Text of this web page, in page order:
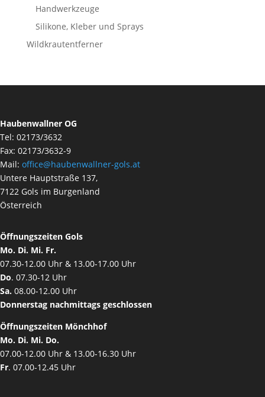
Handwerkzeuge
Silikone, Kleber und Sprays
Wildkrautentferner
Haubenwallner OG
Tel: 02173/3632
Fax: 02173/3632-9
Mail: office@haubenwallner-gols.at
Untere Hauptstraße 137,
7122 Gols im Burgenland
Österreich
Öffnungszeiten Gols
Mo. Di. Mi. Fr.
07.30-12.00 Uhr & 13.00-17.00 Uhr
Do. 07.30-12 Uhr
Sa. 08.00-12.00 Uhr
Donnerstag nachmittags geschlossen
Öffnungszeiten Mönchhof
Mo. Di. Mi. Do.
07.00-12.00 Uhr & 13.00-16.30 Uhr
Fr. 07.00-12.45 Uhr